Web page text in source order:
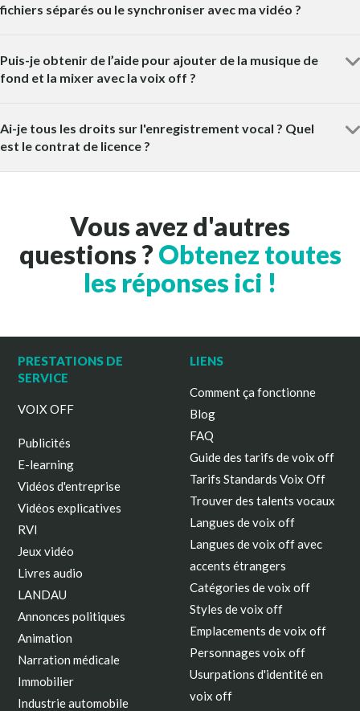
fichiers séparés ou le synchroniser avec ma vidéo ?
Puis-je obtenir de l’aide pour ajouter de la musique de
fond et la mixer avec la voix off ?
Ai-je tous les droits sur l'enregistrement vocal ? Quel
est le contrat de licence ?
Vous avez d'autres
questions ? Obtenez toutes
les réponses ici !
PRESTATIONS DE
SERVICE
VOIX OFF
Publicités
E-learning
Vidéos d'entreprise
Vidéos explicatives
RVI
Jeux vidéo
Livres audio
LANDAU
Annonces politiques
Animation
Narration médicale
Immobilier
Industrie automobile
LIENS
Comment ça fonctionne
Blog
FAQ
Guide des tarifs de voix off
Tarifs Standards Voix Off
Trouver des talents vocaux
Langues de voix off
Langues de voix off avec
accents étrangers
Catégories de voix off
Styles de voix off
Emplacements de voix off
Personnages voix off
Usurpations d'identité en
voix off